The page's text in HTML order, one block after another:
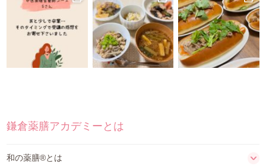
ご利用案内
アクセス
よくある質問
鎌倉薬膳アカデミーとは
和の薬膳®とは